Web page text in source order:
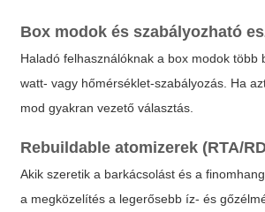
Box modok és szabályozható
Haladó felhasználóknak a box modok
watt- vagy hőmérséklet-szabályozás. Ha
mod gyakran vezető választás.
Rebuildable atomizerek (RTA/
Akik szeretik a barkácsolást és a
a megközelítés a legerősebb íz- és